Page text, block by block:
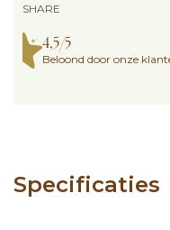
SHARE
4,5/5
Beloond door onze
Specificaties